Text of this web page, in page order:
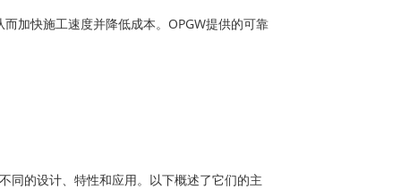
加快施工速度并降低成本。OPGW提供的可靠
同的设计、特性和应用。以下概述了它们的主